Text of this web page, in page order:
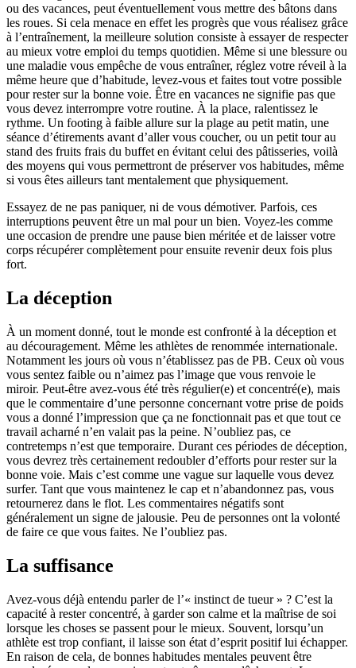
ou des vacances, peut éventuellement vous mettre des bâtons dans
les roues. Si cela menace en effet les progrès que vous réalisez grâce
à l’entraînement, la meilleure solution consiste à essayer de respecter
au mieux votre emploi du temps quotidien. Même si une blessure ou
une maladie vous empêche de vous entraîner, réglez votre réveil à la
même heure que d’habitude, levez-vous et faites tout votre possible
pour rester sur la bonne voie. Être en vacances ne signifie pas que
vous devez interrompre votre routine. À la place, ralentissez le
rythme. Un footing à faible allure sur la plage au petit matin, une
séance d’étirements avant d’aller vous coucher, ou un petit tour au
stand des fruits frais du buffet en évitant celui des pâtisseries, voilà
des moyens qui vous permettront de préserver vos habitudes, même
si vous êtes ailleurs tant mentalement que physiquement.
Essayez de ne pas paniquer, ni de vous démotiver. Parfois, ces
interruptions peuvent être un mal pour un bien. Voyez-les comme
une occasion de prendre une pause bien méritée et de laisser votre
corps récupérer complètement pour ensuite revenir deux fois plus
fort.
La déception
À un moment donné, tout le monde est confronté à la déception et
au découragement. Même les athlètes de renommée internationale.
Notamment les jours où vous n’établissez pas de PB. Ceux où vous
vous sentez faible ou n’aimez pas l’image que vous renvoie le
miroir. Peut-être avez-vous été très régulier(e) et concentré(e), mais
que le commentaire d’une personne concernant votre prise de poids
vous a donné l’impression que ça ne fonctionnait pas et que tout ce
travail acharné n’en valait pas la peine. N’oubliez pas, ce
contretemps n’est que temporaire. Durant ces périodes de déception,
vous devrez très certainement redoubler d’efforts pour rester sur la
bonne voie. Mais c’est comme une vague sur laquelle vous devez
surfer. Tant que vous maintenez le cap et n’abandonnez pas, vous
retournerez dans le flot. Les commentaires négatifs sont
généralement un signe de jalousie. Peu de personnes ont la volonté
de faire ce que vous faites. Ne l’oubliez pas.
La suffisance
Avez-vous déjà entendu parler de l’« instinct de tueur » ? C’est la
capacité à rester concentré, à garder son calme et la maîtrise de soi
lorsque les choses se passent pour le mieux. Souvent, lorsqu’un
athlète est trop confiant, il laisse son état d’esprit positif lui échapper.
En raison de cela, de bonnes habitudes mentales peuvent être